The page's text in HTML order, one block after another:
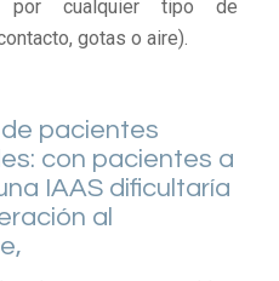
por cualquier tipo de
gotas o aire).
pacientes
con pacientes a
IAAS dificultaría
al